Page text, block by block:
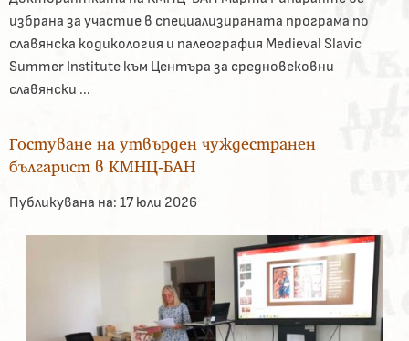
избрана за участие в специализираната програма по
славянска кодикология и палеография Medieval Slavic
Summer Institute към Центъра за средновековни
славянски ...
Гостуване на утвърден чуждестранен
българист в КМНЦ-БАН
Публикувана на: 17 юли 2026